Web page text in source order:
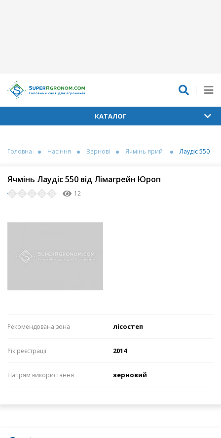
КАТАЛОГ
Головна Насіння Зернові Ячмінь ярий Лаудіс 550
Ячмінь Лаудіс 550 від Лімагрейн Юроп
12
Рекомендована зона лісостеп
Рік реєстрації 2014
Напрям використання зерновий